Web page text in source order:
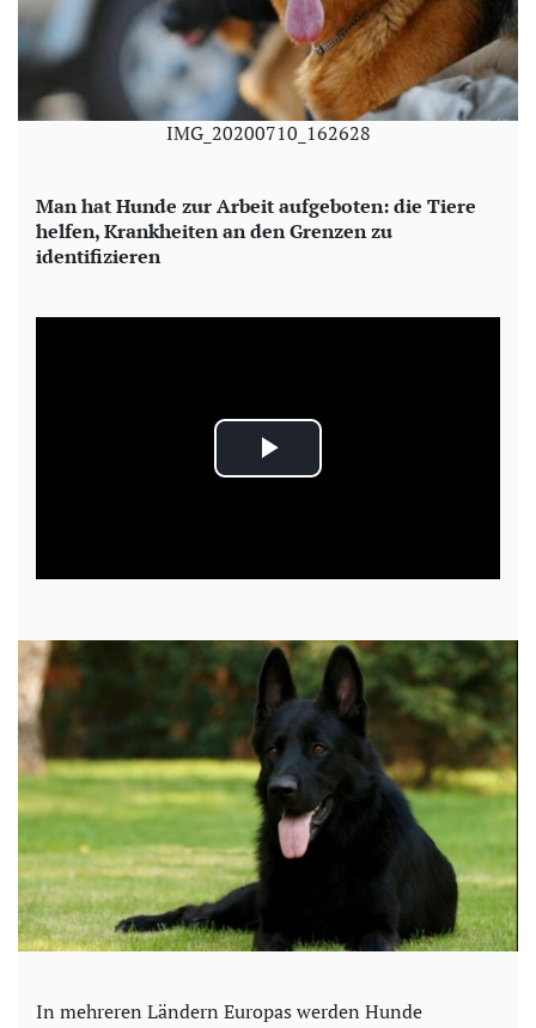
IMG_20200710_162628
Man hat Hunde zur Arbeit aufgeboten: die Tiere
helfen, Krankheiten an den Grenzen zu
identifizieren
P
a
y
V
i
d
e
In mehreren Ländern Europas werden Hunde